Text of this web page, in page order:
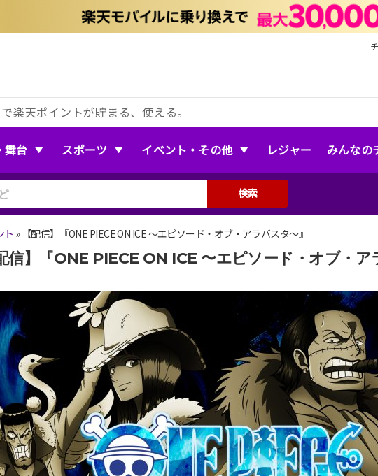
楽天ポイントが貯まる、使える。
舞台 スポーツ イベント・その他 レジャー みんなの
検索
ト » 【配信】『ONE PIECE ON ICE 〜エピソード・オブ・アラバスタ〜』
信】『ONE PIECE ON ICE 〜エピソード・オブ・